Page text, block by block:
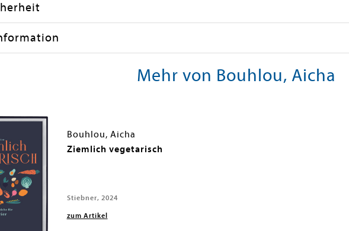
Mehr von Bouhlou, Aicha
Bouhlou, Aicha
Ziemlich vegetarisch
Stiebner, 2024
zum Artikel